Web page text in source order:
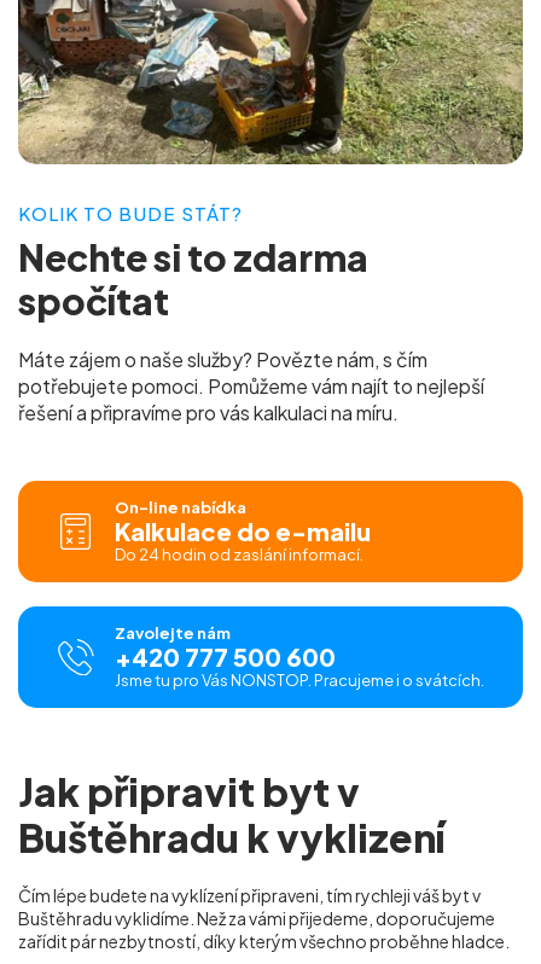
KOLIK TO BUDE STÁT?
Nechte si tozdarma
spočítat
Máte zájem o naše služby? Povězte nám, s čím
potřebujete pomoci. Pomůžeme vám najít to nejlepší
řešení a připravíme pro váskalkulaci na míru.
On-line nabídka
Kalkulace do e-mailu
Do 24 hodin od zaslání informací.
Zavolejte nám
+420 777 500 600
Jsme tu pro Vás NONSTOP. Pracujeme i o svátcích.
Jak připravit byt v
Buštěhradu k vyklizení
Čím lépe budete na vyklízení připraveni, tím rychleji váš byt v
Buštěhradu vyklidíme. Než za vámi přijedeme, doporučujeme
zařídit pár nezbytností, díky kterým všechno proběhne hladce.